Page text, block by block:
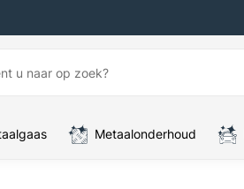
Metaalonderhoud